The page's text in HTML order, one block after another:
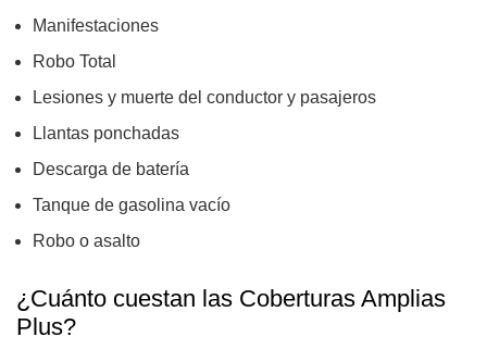
Manifestaciones
Robo Total
Lesiones y muerte del conductor y pasajeros
Llantas ponchadas
Descarga de batería
Tanque de gasolina vacío
Robo o asalto
¿Cuánto cuestan las Coberturas Amplias
Plus?